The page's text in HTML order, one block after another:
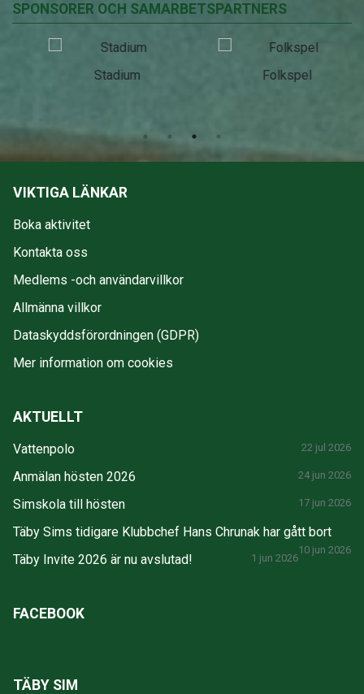
SPONSORER OCH SAMARBETSPARTNERS
Stadium Folkspel
VIKTIGA LÄNKAR
Boka aktivitet
Kontakta oss
Medlems -och användarvillkor
Allmänna villkor
Dataskyddsförordningen (GDPR)
Mer information om cookies
AKTUELLT
Vattenpolo 22 jul 2026
Anmälan hösten 2026 24 jun 2026
Simskola till hösten 17 jun 2026
Täby Sims tidigare Klubbchef Hans Chrunak har gått bort
10 jun 2026
Täby Invite 2026 är nu avslutad! 1 jun 2026
FACEBOOK
TÄBY SIM